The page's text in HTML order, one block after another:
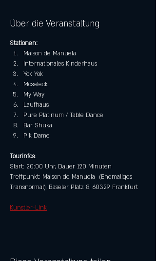
Über die Veranstaltung
Stationen:
Maison de Manuela
Internationales Kinderhaus
Yok Yok
Moseleck
My Way
Laufhaus
Pure Platinum / Table Dance
Bar Shuka
Pik Dame
Tourinfos:
Start: 20:00 Uhr, Dauer 120 Minuten
Treffpunkt: Maison de Manuela  (Ehemaliges
Transnormal), Baseler Platz 8, 60329 Frankfurt
Künstler-Link